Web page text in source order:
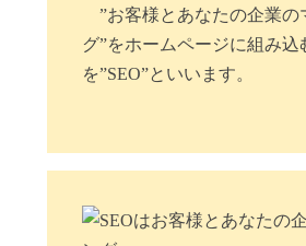
”お客様とあなたの企業の
グ”をホームページに組み込
を”SEO”といいます。